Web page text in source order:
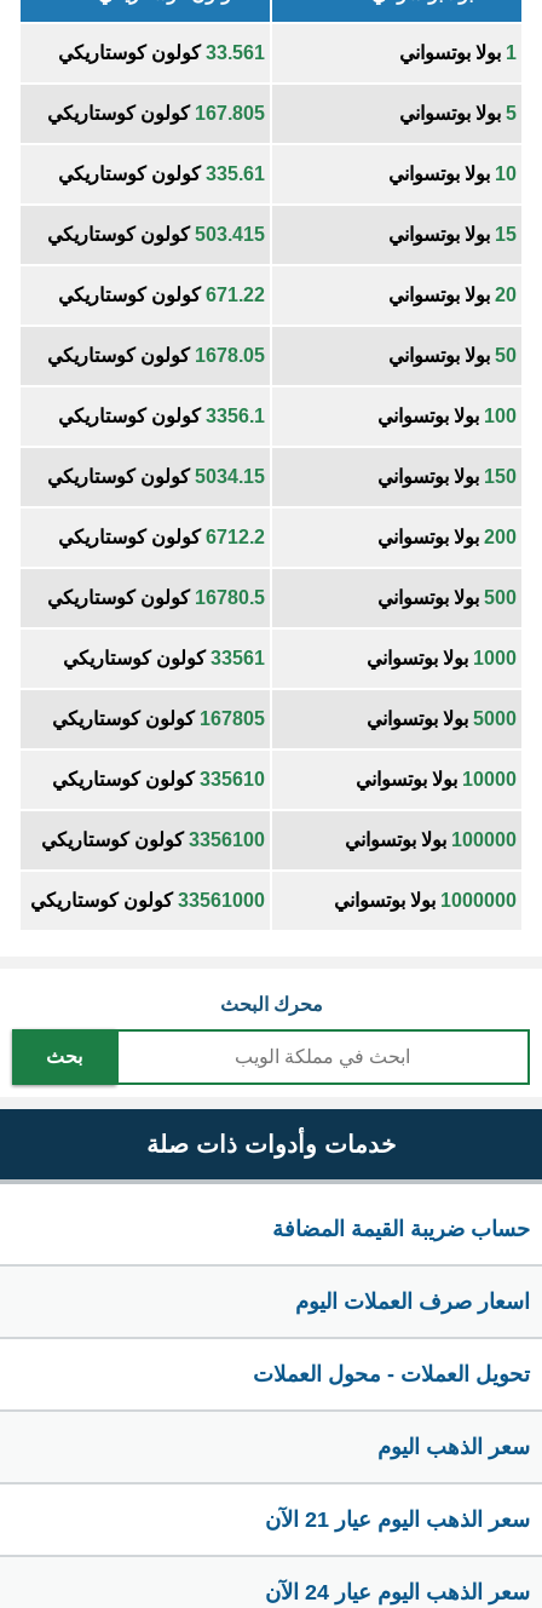
1 بولا بوتسواني 33.561كولون كوستاريكي
5 بولا بوتسواني 167.805 كولون كوستاريكي
10 بولا بوتسواني 335.61كولون كوستاريكي
15 بولا بوتسواني 503.415كولون كوستاريكي
20 بولا بوتسواني 671.22كولون كوستاريكي
50 بولا بوتسواني 1678.05 كولون كوستاريكي
100 بولا بوتسواني 3356.1كولون كوستاريكي
150 بولا بوتسواني 5034.15كولون كوستاريكي
200 بولا بوتسواني 6712.2كولون كوستاريكي
500 بولا بوتسواني 16780.5 كولون كوستاريكي
1000 بولا بوتسواني 33561كولون كوستاريكي
5000 بولا بوتسواني 167805 كولون كوستاريكي
10000 بولا بوتسواني 335610كولون كوستاريكي
100000 بولا بوتسواني 3356100كولون كوستاريكي
1000000 بولا بوتسواني 33561000كولون كوستاريكي
محرك البحث
بحث
خدمات وأدوات ذات صلة
حساب ضريبة القيمة المضافة
اسعار صرف العملات اليوم
تحويل العملات - محول العملات
سعر الذهب اليوم
سعر الذهب اليوم عيار 21 الآن
سعر الذهب اليوم عيار 24 الآن